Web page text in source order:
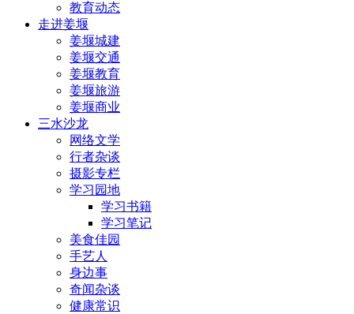
教育动态
走进姜堰
姜堰城建
姜堰交通
姜堰教育
姜堰旅游
姜堰商业
三水沙龙
网络文学
行者杂谈
摄影专栏
学习园地
学习书籍
学习笔记
美食佳园
手艺人
身边事
奇闻杂谈
健康常识